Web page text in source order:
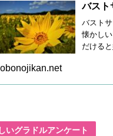
バスト
バスト
懐かし
だける
いグラドルアンケート